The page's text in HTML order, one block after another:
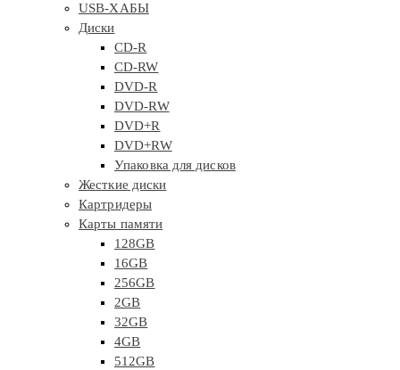
USB-ХАБЫ
Диски
CD-R
CD-RW
DVD-R
DVD-RW
DVD+R
DVD+RW
Упаковка для дисков
Жесткие диски
Картридеры
Карты памяти
128GB
16GB
256GB
2GB
32GB
4GB
512GB